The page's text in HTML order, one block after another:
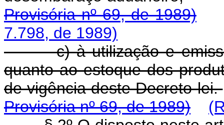
Provisória nº 69, de 1989)
7.798, de 1989)
c) à utilização e
quanto ao estoque dos
de vigência deste Decreto-lei.
Provisória nº 69, de 1989)